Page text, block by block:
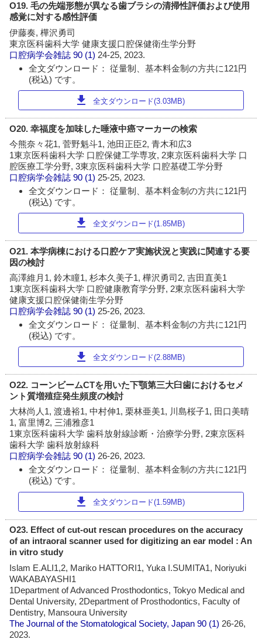
O19. 毛の先端形態が異なる歯ブラシの清掃性評価および使用
感覚に対する感性評価
伊藤奏, 樺沢勇司
東京医科歯科大学 健康支援口腔保健衛生学分野
口腔病学会雑誌 90 (1) 24-25, 2023.
全文ダウンロード： 従量制、基本料金制の方共に121円
(税込) です。
download 全文ダウンロード(3.03MB)
O20. 幸福度を加味した唾液中癌マーカーの検索
今熊奈々花1, 菅野魁斗1, 池田正臣2, 青木和広3
1東京医科歯科大学 口腔保健工学専攻, 2東京医科歯科大学 口
腔医療工学分野, 3東京医科歯科大学 口腔基礎工学分野
口腔病学会雑誌 90 (1) 25-25, 2023.
全文ダウンロード： 従量制、基本料金制の方共に121円
(税込) です。
download 全文ダウンロード(1.85MB)
O21. 本学病棟における口腔ケア実施状況と実践に関連する要
因の検討
高澤維月1, 鈴木瞳1, 杉本久美子1, 樺沢勇司2, 吉田直美1
1東京医科歯科大学 口腔健康教育学分野, 2東京医科歯科大学
健康支援口腔保健衛生学分野
口腔病学会雑誌 90 (1) 25-26, 2023.
全文ダウンロード： 従量制、基本料金制の方共に121円
(税込) です。
download 全文ダウンロード(2.88MB)
O22. コーンビームCTを用いた下顎第三大臼歯におけるセメ
ント質増殖症発生頻度の検討
大林尚人1, 渡邊裕1, 中村伸1, 栗林亜美1, 川島桜子1, 田口美晴
1, 富里博2, 三浦雅彦1
1東京医科歯科大学 歯科放射線診断・治療学分野, 2東京医科
歯科大学 歯科放射線科
口腔病学会雑誌 90 (1)26-26, 2023.
全文ダウンロード： 従量制、基本料金制の方共に121円
(税込) です。
download 全文ダウンロード(1.59MB)
O23. Effect of cut-out rescan procedures on the accuracy
of an intraoral scanner used for digitizing an ear model : An
in vitro study
Islam E.ALI1,2, Mariko HATTORI1, Yuka I.SUMITA1, Noriyuki
WAKABAYASHI1
1Department of Advanced Prosthodontics, Tokyo Medical and
Dental University, 2Department of Prosthodontics, Faculty of
Dentistry, Mansoura University
The Journal of the Stomatological Society, Japan 90 (1) 26-26,
2023.